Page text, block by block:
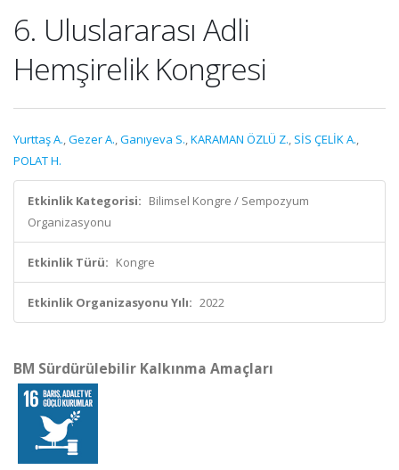
6. Uluslararası Adli
Hemşirelik Kongresi
Yurttaş A.,Gezer A.,Ganıyeva S.,KARAMAN ÖZLÜ Z., SİS ÇELİK A.,
POLAT H.
Etkinlik Kategorisi: Bilimsel Kongre / Sempozyum
Organizasyonu
Etkinlik Türü: Kongre
Etkinlik Organizasyonu Yılı: 2022
BM Sürdürülebilir Kalkınma Amaçları